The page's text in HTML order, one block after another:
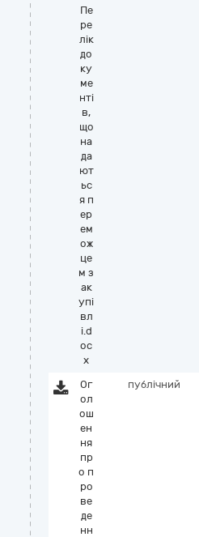
Пе
ре
лік
до
ку
ме
нті
в,
що
на
да
ют
ьс
я п
ер
ем
ож
це
м з
ак
упі
вл
і.d
oc
x
Ог
ол
ош
ен
ня
пр
о п
ро
ве
де
нн
публічний